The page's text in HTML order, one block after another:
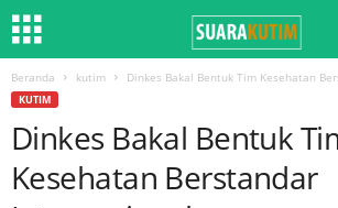
Beranda kutim Dinkes Bakal Bentuk Tim Kesehatan
KUTIM
Dinkes Bakal Bentuk
Kesehatan Berstandar